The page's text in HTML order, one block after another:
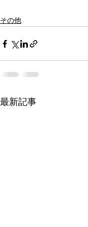
その他
最新記事